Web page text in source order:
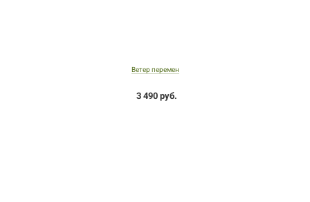
Ветер перемен
3 490 руб.